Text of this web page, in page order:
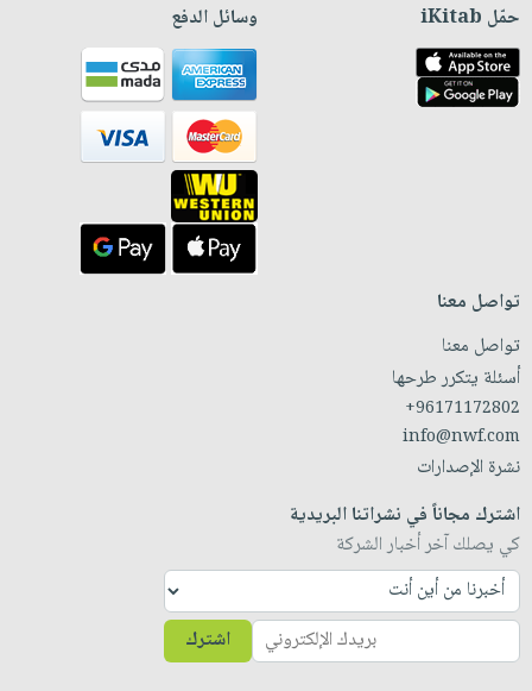
حمّل iKitab وسائل الدفع
تواصل معنا
تواصل معنا
أسئلة يتكرر طرحها
+96171172802
info@nwf.com
نشرة الإصدارات
اشترك مجاناً في نشراتنا البريدية
كي يصلك آخر أخبار الشركة
اشترك